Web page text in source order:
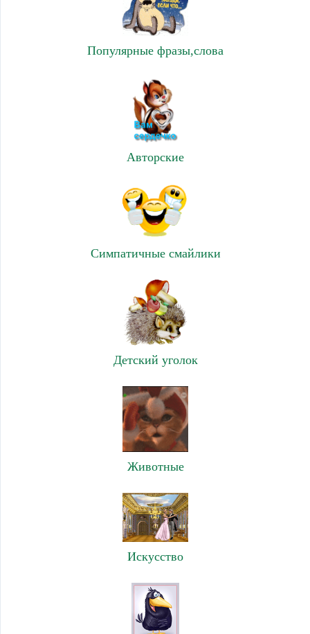
Популярные фразы,слова
Авторские
Симпатичные смайлики
Детский уголок
Животные
Искусство